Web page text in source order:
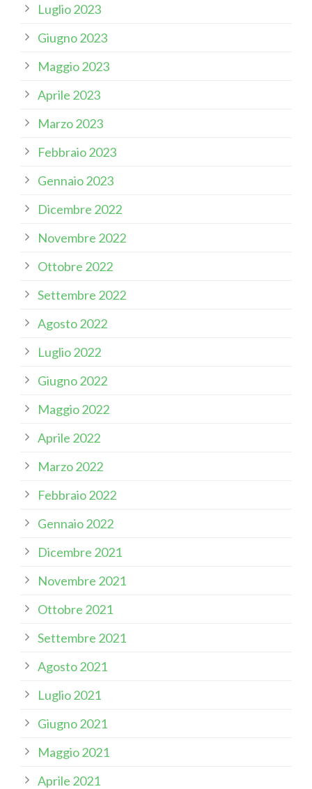
Luglio 2023
Giugno 2023
Maggio 2023
Aprile 2023
Marzo 2023
Febbraio 2023
Gennaio 2023
Dicembre 2022
Novembre 2022
Ottobre 2022
Settembre 2022
Agosto 2022
Luglio 2022
Giugno 2022
Maggio 2022
Aprile 2022
Marzo 2022
Febbraio 2022
Gennaio 2022
Dicembre 2021
Novembre 2021
Ottobre 2021
Settembre 2021
Agosto 2021
Luglio 2021
Giugno 2021
Maggio 2021
Aprile 2021